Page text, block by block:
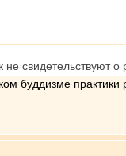
свидетельствуют о
буддизме практики